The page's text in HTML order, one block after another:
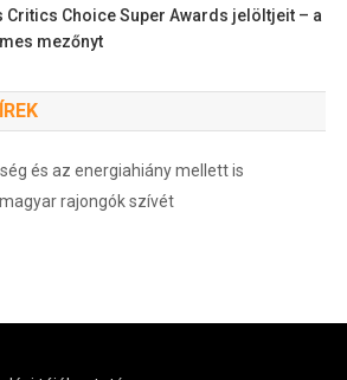
Critics Choice Super Awards jelöltjeit – a
mezőnyt
és az energiahiány mellett is
rajongók szívét